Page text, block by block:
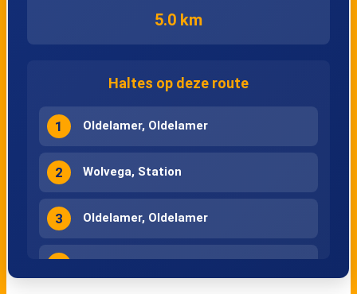
5.0 km
Haltes op deze route
1 Oldelamer, Oldelamer
2 Wolvega, Station
3 Oldelamer, Oldelamer
4 Wolvega, Station